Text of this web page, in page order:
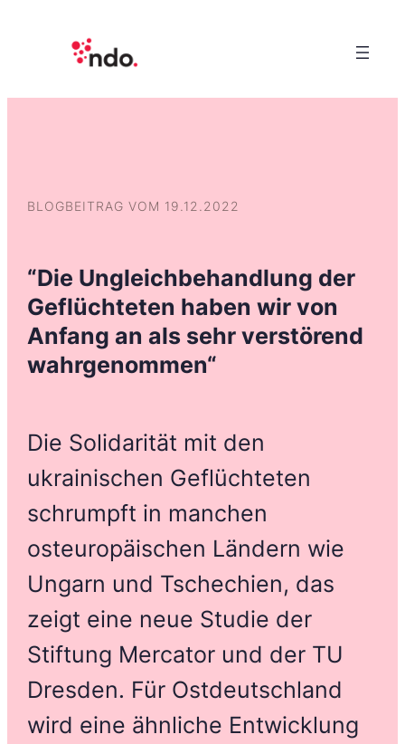
BLOGBEITRAG VOM 19.12.2022
“Die Ungleichbehandlung der
Geflüchteten haben wir von
Anfang an als sehr verstörend
wahrgenommen“
Die Solidarität mit den
ukrainischen Geflüchteten
schrumpft in manchen
osteuropäischen Ländern wie
Ungarn und Tschechien, das
zeigt eine neue Studie der
Stiftung Mercator und der TU
Dresden. Für Ostdeutschland
wird eine ähnliche Entwicklung